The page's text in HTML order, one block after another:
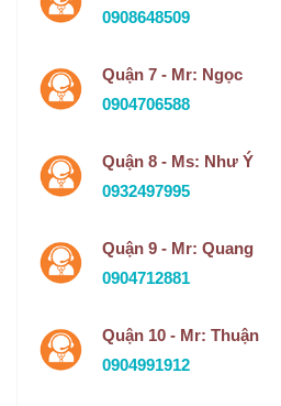
0908648509
Quận 7 - Mr: Ngọc
0904706588
Quận 8 - Ms: Như Ý
0932497995
Quận 9 - Mr: Quang
0904712881
Quận 10 - Mr: Thuận
0904991912